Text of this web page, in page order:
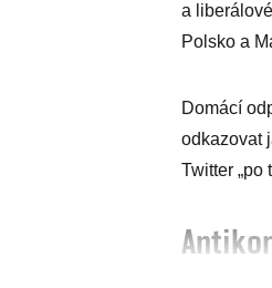
a
Polsko a
Domácí
odkazovat
Twitter „po